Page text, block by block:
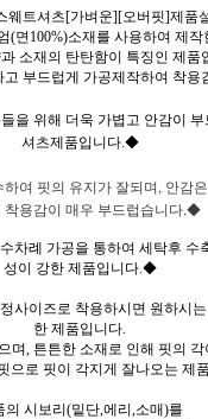
웨트셔츠[가벼운][오버핏]제품
(면100%)소재를 사용하여 제작
소재의 탄탄함이 특징인 제품
부드럽게 가공제작하여 착용
을 위해 더욱 가볍고 안감이 부
셔츠제품입니다.◆
여 핏의 유지가 잘되며, 안감
착용감이 매우 부드럽습니다.◆
차례 가공을 통하여 세탁후 수
성이 강한 제품입니다.◆
사이즈로 착용하시면 원하시
한 제품입니다.
며, 튼튼한 소재로 인해 핏의
으로 핏이 각지게 잘나오는 제
의 시보리(밑단,에리,소매)를